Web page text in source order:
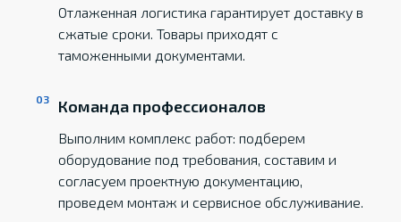
Отлаженная логистика гарантирует доставку в
сжатые сроки. Товары приходят с
таможенными документами.
Команда профессионалов
Выполним комплекс работ: подберем
оборудование под требования, составим и
согласуем проектную документацию,
проведем монтаж и сервисное обслуживание.